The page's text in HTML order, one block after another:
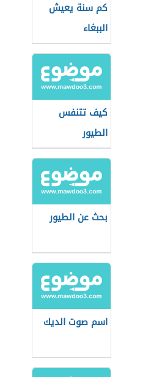
كم سنة يعيش
الببغاء
كيف تتنفس
الطيور
بحث عن الطيور
اسم صوت الديك